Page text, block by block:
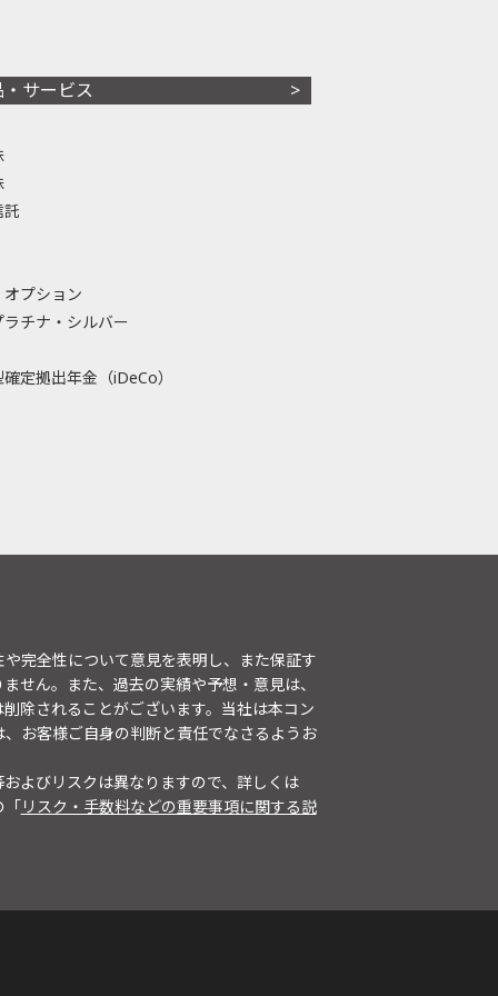
・サービス
託
プション
ラチナ・シルバー
定拠出年金（iDeCo）
完全性について意見を表明し、また保証す
せん。また、過去の実績や予想・意見は、
除されることがございます。当社は本コン
お客様ご自身の判断と責任でなさるようお
よびリスクは異なりますので、詳しくは
「リスク・手数料などの重要事項に関する説